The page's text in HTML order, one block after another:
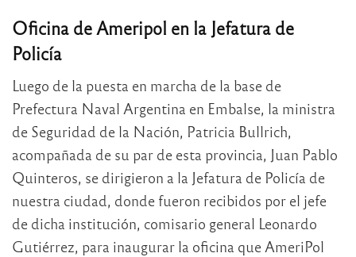
Oficina de Ameripol en la Jefatura de
Policía
Luego de la puesta en marcha de la base de
Prefectura Naval Argentina en Embalse, la ministra
de Seguridad de la Nación, Patricia Bullrich,
acompañada de su par de esta provincia, Juan Pablo
Quinteros, se dirigieron a la Jefatura de Policía de
nuestra ciudad, donde fueron recibidos por el jefe
de dicha institución, comisario general Leonardo
Gutiérrez, para inaugurar la oficina que AmeriPol